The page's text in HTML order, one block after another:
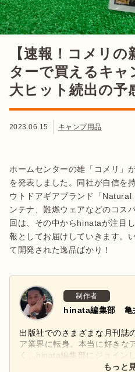
【速報！コメリ
ターで買えるキャ
大ヒット続出の予
2023.06.15 キャンプ用品
ホームセンターの雄「コメリ」
を発表しました。同社が自信を
ウトドアギアブランド「
ンテナ、難燃ウェアなどのコス
回は、その中からhinataが注目
報としてお届けしていきます。
て開発された逸品ばかり！
制作者
hinata編集部 亀
出版社でのさまざまな月刊誌
ア業界に転身。本当に好きな
く、hinata編集部にジョイン
休日の子どもとのキャンプや
もっと